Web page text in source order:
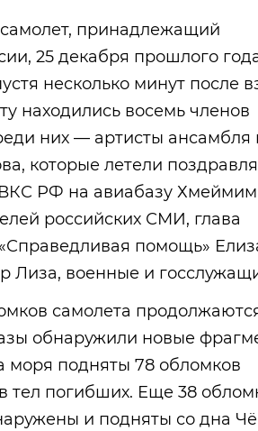
принадлежащий
25 декабря прошлого
несколько минут после
находились восемь членов
них — артисты ансамбля
которые летели
РФ на авиабазу Хмеймим
российских СМИ, глава
помощь»
Лиза, военные и
самолета
обнаружили новые
моря подняты 78 обломков
тел погибших. Еще 38
и подняты со дна